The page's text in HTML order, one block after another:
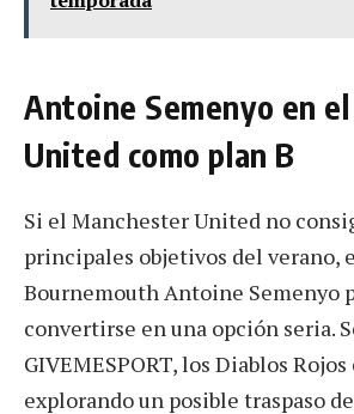
Antoine Semenyo en
United como plan B
Si el Manchester United no
principales objetivos del verano,
Bournemouth Antoine Semenyo
convertirse en una opción seria.
GIVEMESPORT, los Diablos
explorando un posible traspaso